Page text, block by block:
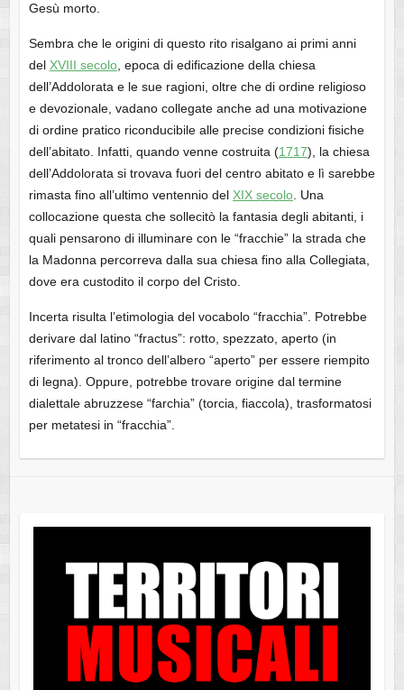
Gesù morto.
Sembra che le origini di questo rito risalgano ai primi anni
del XVIII secolo, epoca di edificazione della chiesa
dell’Addolorata e le sue ragioni, oltre che di ordine religioso
e devozionale, vadano collegate anche ad una motivazione
di ordine pratico riconducibile alle precise condizioni fisiche
dell’abitato. Infatti, quando venne costruita (1717), la chiesa
dell’Addolorata si trovava fuori del centro abitato e lì sarebbe
rimasta fino all’ultimo ventennio del XIX secolo. Una
collocazione questa che sollecitò la fantasia degli abitanti, i
quali pensarono di illuminare con le “fracchie” la strada che
la Madonna percorreva dalla sua chiesa fino alla Collegiata,
dove era custodito il corpo del Cristo.
Incerta risulta l’etimologia del vocabolo “fracchia”. Potrebbe
derivare dal latino “fractus”: rotto, spezzato, aperto (in
riferimento al tronco dell’albero “aperto” per essere riempito
di legna). Oppure, potrebbe trovare origine dal termine
dialettale abruzzese “farchia” (torcia, fiaccola), trasformatosi
per metatesi in “fracchia”.